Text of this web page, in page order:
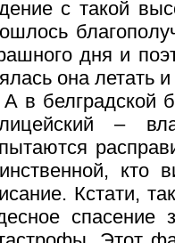
с такой
дня и
она летать
в белградской
–
кто
Кстати,
спасение